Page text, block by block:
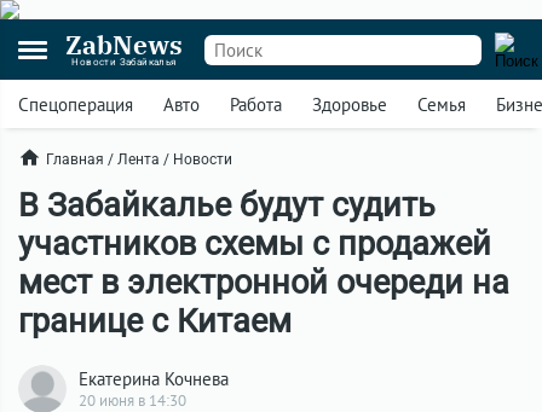
ZabNews
Новости Забайкалья
Спецоперация Авто Работа Здоровье Семья
Главная / Лента / Новости
В Забайкалье будут судить
участников схемы с продажей
мест в электронной очереди на
границе с Китаем
Екатерина Кочнева
20 июня в 14:30